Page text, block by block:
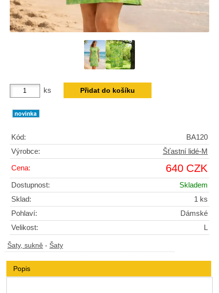
ks
Kód:
BA120
Výrobce:
Šťastní lidé-M
Cena: 640 CZK
Dostupnost:
Skladem
Sklad:
1 ks
Pohlaví:
Dámské
Velikost:
L
Šaty, sukně - Šaty
Popis